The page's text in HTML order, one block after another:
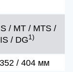
/ MT / MTS /
/ DG1)
/ 404 мм